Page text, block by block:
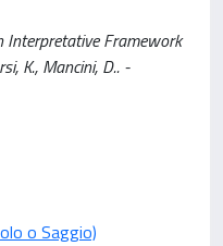
Interpretative Framework
K., Mancini, D.. -
o Saggio)